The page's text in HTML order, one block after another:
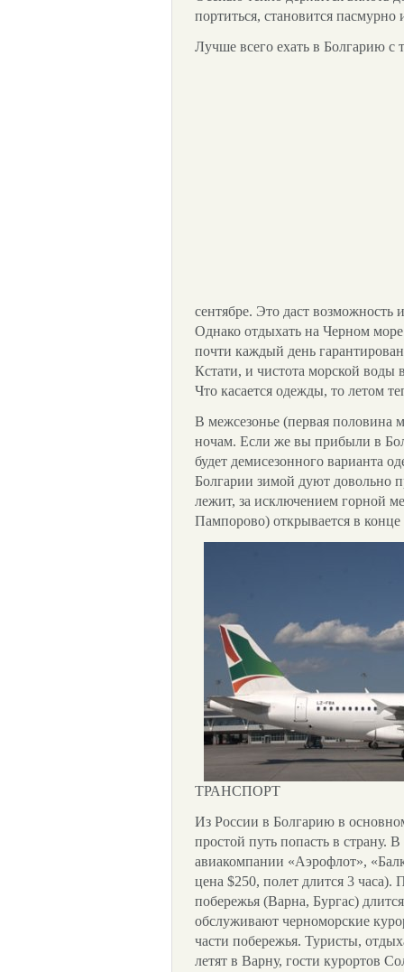
портиться, становится
Лучше всего ехать в Болгарию с
сентябре. Это даст
Однако отдыхать на Черном
почти каждый день
Кстати, и чистота морской воды
Что касается одежды, то летом
В межсезонье (первая половина
ночам. Если же вы прибыли в
будет демисезонного варианта
Болгарии зимой дуют довольно
лежит, за исключением горной
Пампорово) открывается в конце
ТРАНСПОРТ
Из России в Болгарию в
простой путь попасть в
авиакомпании «Аэрофлот»,
цена $250, полет длится 3
побережья (Варна, Бургас)
обслуживают черноморские
части побережья. Туристы,
летят в Варну, гости курортов